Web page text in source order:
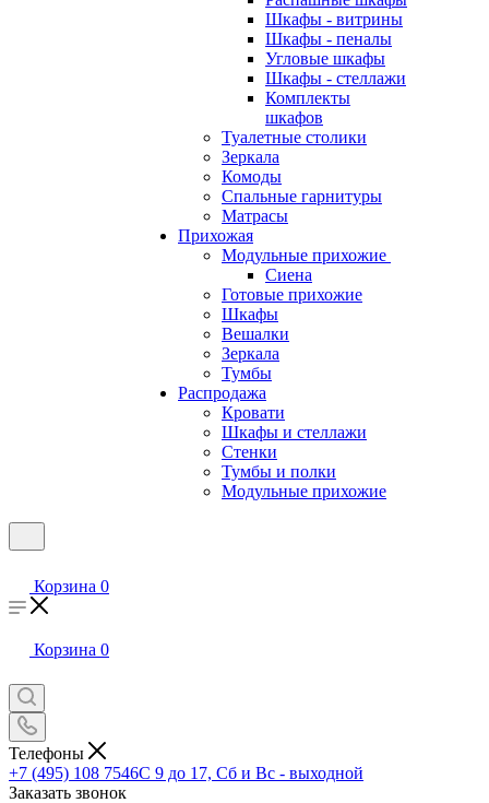
Шкафы - витрины
Шкафы - пеналы
Угловые шкафы
Шкафы - стеллажи
Комплекты
шкафов
Туалетные столики
Зеркала
Комоды
Спальные гарнитуры
Матрасы
Прихожая
Модульные прихожие
Сиена
Готовые прихожие
Шкафы
Вешалки
Зеркала
Тумбы
Распродажа
Кровати
Шкафы и стеллажи
Стенки
Тумбы и полки
Модульные прихожие
Корзина 0
Корзина 0
Телефоны
+7 (495) 108 7546С 9 до 17, Сб и Вс - выходной
Заказать звонок